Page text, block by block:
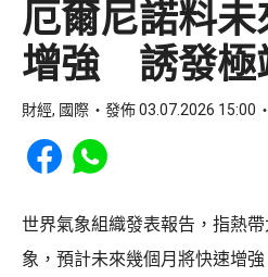
厄爾尼諾料
增強 誘發極
財經, 國際 發佈 03.07.2026 15:00
Share to Facebook
Share to WhatsApp
世界氣象組織發表報告，指熱
象，預計未來幾個月將快速增